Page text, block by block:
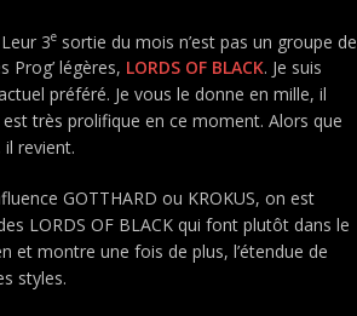
3e sortie du mois n’est pas un groupe de
Prog’ légères, LORDS OF BLACK. Je suis
préféré. Je vous le donne en mille, il
est très prolifique en ce moment. Alors que
revient.
GOTTHARD ou KROKUS, on est
LORDS OF BLACK qui font plutôt dans le
et montre une fois de plus, l’étendue de
styles.